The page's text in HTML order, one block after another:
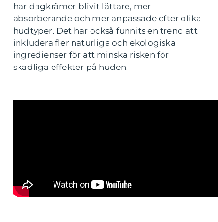
har dagkrämer blivit lättare, mer
absorberande och mer anpassade efter olika
hudtyper. Det har också funnits en trend att
inkludera fler naturliga och ekologiska
ingredienser för att minska risken för
skadliga effekter på huden.